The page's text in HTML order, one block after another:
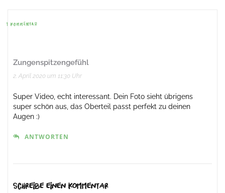
Navigation
1 KOMMENTAR
Zungenspitzengefühl
2. April 2020 um 11:30 Uhr
Super Video, echt interessant. Dein Foto sieht übrigens
super schön aus, das Oberteil passt perfekt zu deinen
Augen :)
ANTWORTEN
Schreibe einen Kommentar